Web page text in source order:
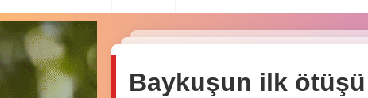
Baykuşun ilk ötüşü